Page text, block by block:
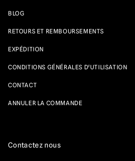
BLOG
RETOURS ET REMBOURSEMENTS
EXPÉDITION
CONDITIONS GÉNÉRALES D'UTILISATION
CONTACT
ANNULER LA COMMANDE
Contactez nous